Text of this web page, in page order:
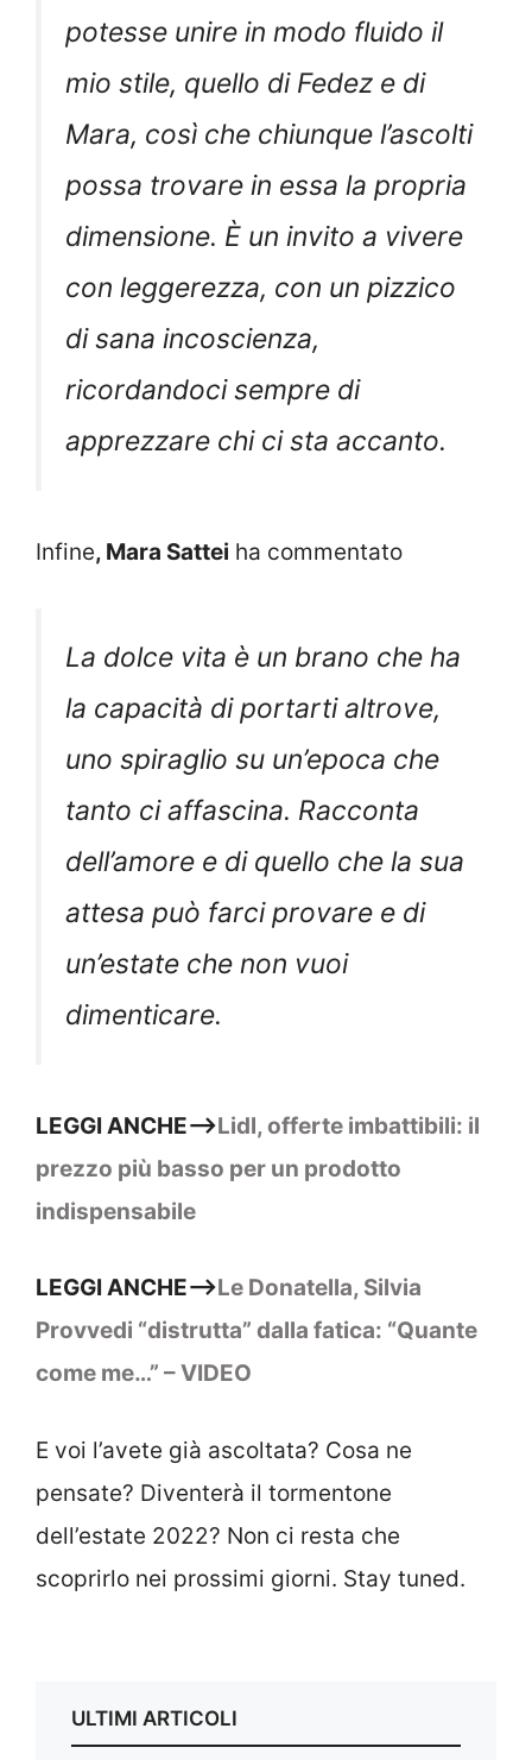
potesse unire in modo fluido il
mio stile, quello di Fedez e di
Mara, così che chiunque l’ascolti
possa trovare in essa la propria
dimensione. È un invito a vivere
con leggerezza, con un pizzico
di sana incoscienza,
ricordandoci sempre di
apprezzare chi ci sta accanto.
Infine, Mara Sattei ha commentato
La dolce vita è un brano che ha
la capacità di portarti altrove,
uno spiraglio su un’epoca che
tanto ci affascina. Racconta
dell’amore e di quello che la sua
attesa può farci provare e di
un’estate che non vuoi
dimenticare.
LEGGI ANCHE–>Lidl, offerte imbattibili: il
prezzo più basso per un prodotto
indispensabile
LEGGI ANCHE–>Le Donatella, Silvia
Provvedi “distrutta” dalla fatica: “Quante
come me…” – VIDEO
E voi l’avete già ascoltata? Cosa ne
pensate? Diventerà il tormentone
dell’estate 2022? Non ci resta che
scoprirlo nei prossimi giorni. Stay tuned.
ULTIMI ARTICOLI